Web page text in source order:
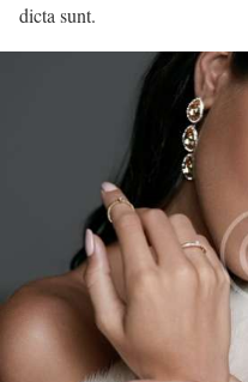
dicta sunt.